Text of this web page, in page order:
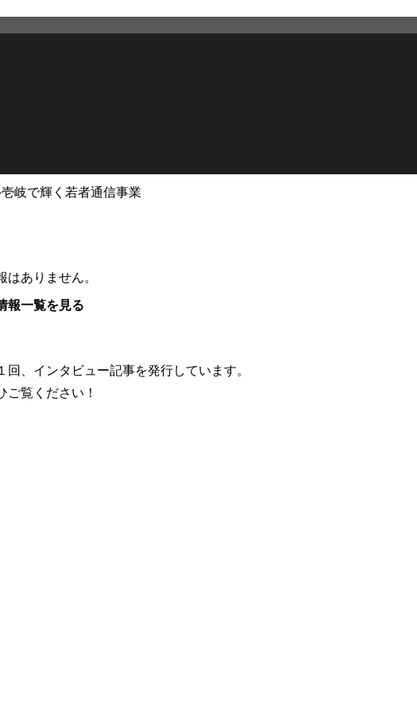
壱岐で輝く若者通信事業
はありません。
報一覧を見る
、インタビュー記事を発行しています。
覧ください！